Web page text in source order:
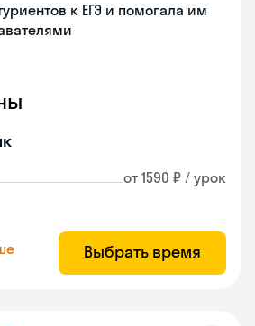
к ЕГЭ и помогала им
от 1590 ₽ / урок
Выбрать время